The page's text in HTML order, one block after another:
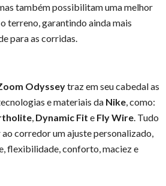
também possibilitam uma melhor
terreno, garantindo ainda mais
para as corridas.
Odysseytraz em seu cabedal as
e materiais da Nike, como:
, Dynamic Fit e Fly Wire. Tudo
corredor um ajuste personalizado,
flexibilidade, conforto, maciez e